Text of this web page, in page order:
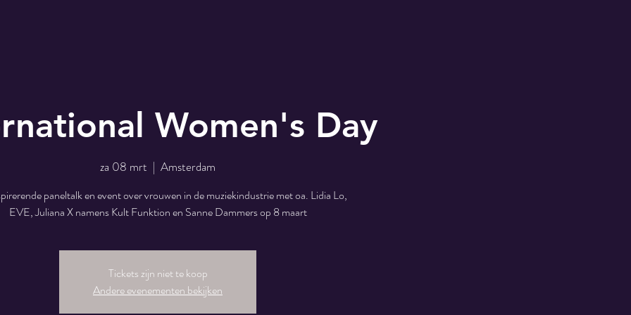
Women's Day
za 08 mrt
  |
Amsterdam
paneltalk en event over vrouwen in de muziekindustrie met oa. Lidia Lo,
EVE, Juliana X namens Kult Funktion en Sanne Dammers op 8 maart
Tickets zijn niet te koop
Andere evenementen bekijken